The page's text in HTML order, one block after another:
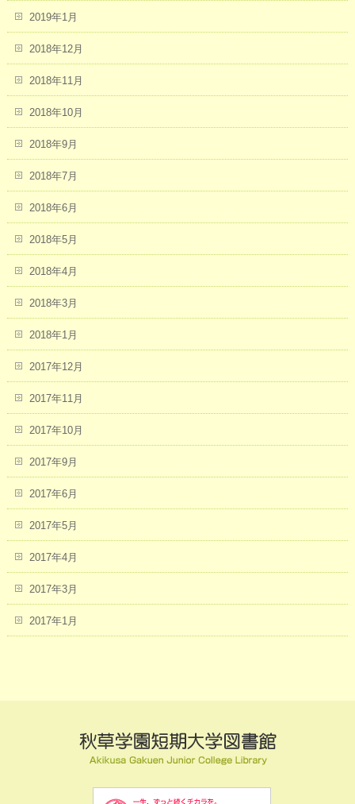
2019年1月
2018年12月
2018年11月
2018年10月
2018年9月
2018年7月
2018年6月
2018年5月
2018年4月
2018年3月
2018年1月
2017年12月
2017年11月
2017年10月
2017年9月
2017年6月
2017年5月
2017年4月
2017年3月
2017年1月